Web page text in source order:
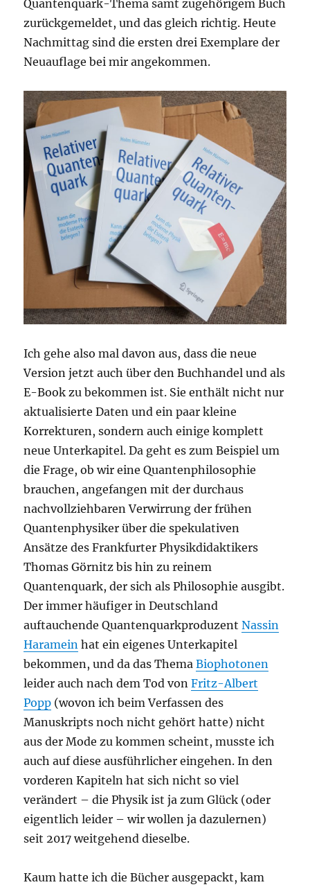
Quantenquark-Thema samt zugehörigem Buch
zurückgemeldet, und das gleich richtig. Heute
Nachmittag sind die ersten drei Exemplare der
Neuauflage bei mir angekommen.
Ich gehe also mal davon aus, dass die neue
Version jetzt auch über den Buchhandel und als
E-Book zu bekommen ist. Sie enthält nicht nur
aktualisierte Daten und ein paar kleine
Korrekturen, sondern auch einige komplett
neue Unterkapitel. Da geht es zum Beispiel um
die Frage, ob wir eine Quantenphilosophie
brauchen, angefangen mit der durchaus
nachvollziehbaren Verwirrung der frühen
Quantenphysiker über die spekulativen
Ansätze des Frankfurter Physikdidaktikers
Thomas Görnitz bis hin zu reinem
Quantenquark, der sich als Philosophie ausgibt.
Der immer häufiger in Deutschland
auftauchende QuantenquarkproduzentNassin
Haramein hat ein eigenes Unterkapitel
bekommen, und da das ThemaBiophotonen
leider auch nach dem Tod vonFritz-Albert
Popp (wovon ich beim Verfassen des
Manuskripts noch nicht gehört hatte) nicht
aus der Mode zu kommen scheint, musste ich
auch auf diese ausführlicher eingehen. In den
vorderen Kapiteln hat sich nicht so viel
verändert – die Physik ist ja zum Glück (oder
eigentlich leider – wir wollen ja dazulernen)
seit 2017 weitgehend dieselbe.
Kaum hatte ich die Bücher ausgepackt, kam